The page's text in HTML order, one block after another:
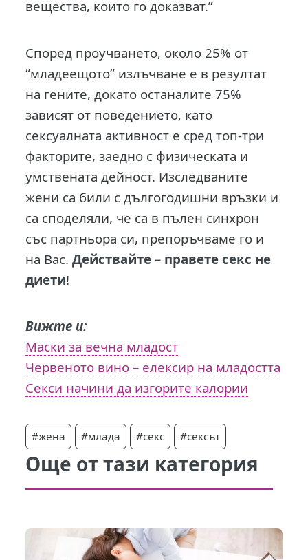
вещества, които го доказват.”
Според проучването, около 25% от
“младеещото” излъчване е в резултат
на гените, докато останалите 75%
зависят от поведението, като
сексуалната активност е сред топ-три
факторите, заедно с физическата и
умствената дейност. Изследваните
жени са били с дългогодишни връзки и
са споделяли, че са в пълен синхрон
със партньора си, препоръчваме го и
на Вас.Действайте – правете секс не
диети!
Вижте и:
Маски за вечна младост
Червеното вино – елексир на младостта
Секси начини да изгорите калории
#жена #млада #секс #сексът
Още от тази категория